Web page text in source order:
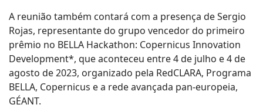
A reunião também contará com a presença de Sergio
Rojas, representante do grupo vencedor do primeiro
prêmio no BELLA Hackathon: Copernicus Innovation
Development*, que aconteceu entre 4 de julho e 4 de
agosto de 2023, organizado pela RedCLARA, Programa
BELLA, Copernicus e a rede avançada pan-europeia,
GÉANT.